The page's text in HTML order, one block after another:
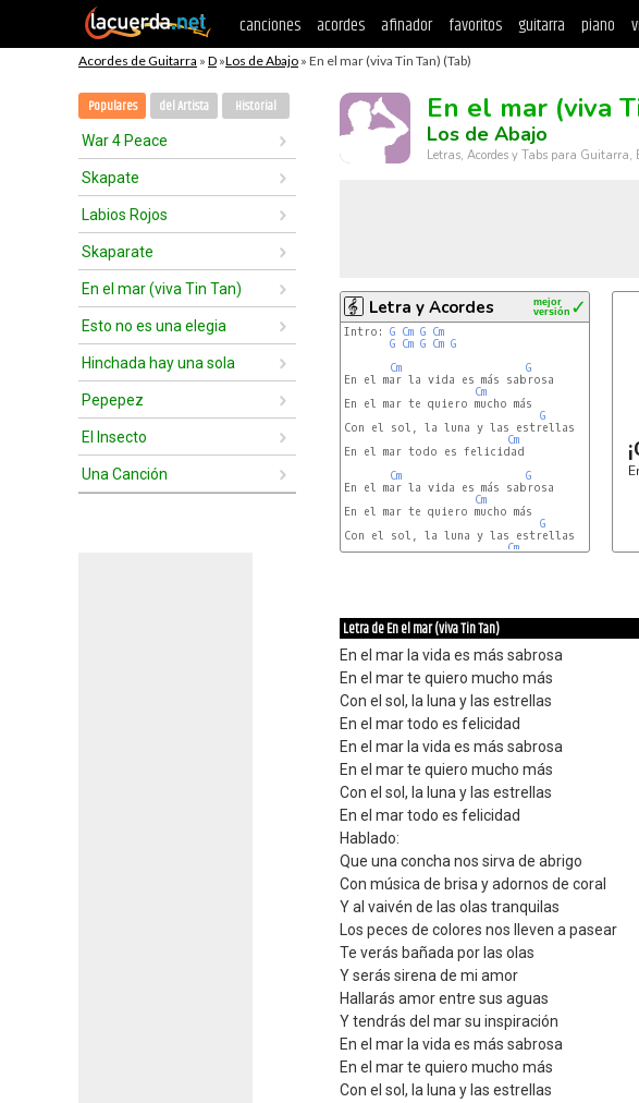
canciones acordes afinador favoritos guitarra piano
Acordes de Guitarra » D »Los de Abajo » En el mar (viva Tin Tan) (Tab)
Populares del Artista Historial
War 4 Peace
Skapate
Labios Rojos
Skaparate
En el mar (viva Tin Tan)
Esto no es una elegia
Hinchada hay una sola
Pepepez
El Insecto
Una Canción
En el mar (viva
Los de Abajo
Letras, Acordes y Tabs para Guitarra,
Letra y Acordes ✓
mejor
versión
Intro: G Cm G Cm
G Cm G Cm G
Cm
G
En el mar la vida es más sabrosa
Cm
En el mar te quiero mucho más
G
Con el sol, la luna y las estrellas
Cm
En el mar todo es felicidad
Cm
G
En el mar la vida es más sabrosa
Cm
En el mar te quiero mucho más
G
Con el sol, la luna y las estrellas
Cm
Letra de En el mar (viva Tin Tan)
En el mar la vida es más sabrosa
En el mar te quiero mucho más
Con el sol, la luna y las estrellas
En el mar todo es felicidad
En el mar la vida es más sabrosa
En el mar te quiero mucho más
Con el sol, la luna y las estrellas
En el mar todo es felicidad
Hablado:
Que una concha nos sirva de abrigo
Con música de brisa y adornos de coral
Y al vaivén de las olas tranquilas
Los peces de colores nos lleven a pasear
Te verás bañada por las olas
Y serás sirena de mi amor
Hallarás amor entre sus aguas
Y tendrás del mar su inspiración
En el mar la vida es más sabrosa
En el mar te quiero mucho más
Con el sol, la luna y las estrellas